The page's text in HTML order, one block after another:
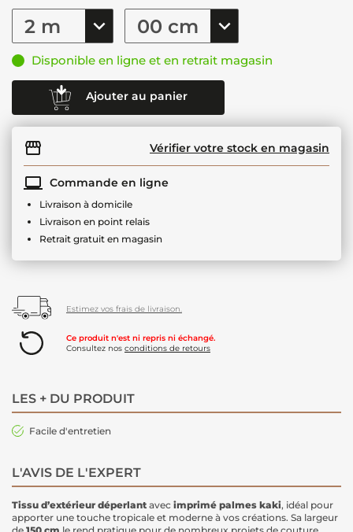
Disponible en ligne et en retrait magasin
Ajouter au panier
Vérifier votre stock en magasin
Commande en ligne
Livraison à domicile
Livraison en point relais
Retrait gratuit en magasin
Estimez vos frais de livraison.
Ce produit n'est ni repris ni échangé.
Consultez nos conditions de retours
LES + DU PRODUIT
Facile d'entretien
L'AVIS DE L'EXPERT
Tissu d’extérieur déperlant avec imprimé palmes kaki, idéal pour
apporter une touche tropicale et moderne à vos créations. Sa largeur